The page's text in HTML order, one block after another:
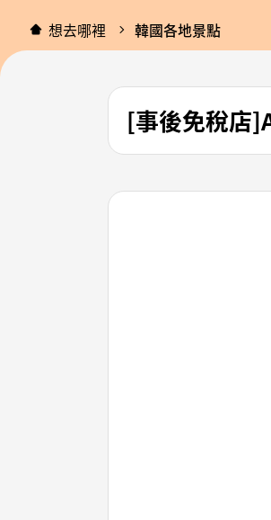
想去哪裡 韓國各地景點
[事後免稅店